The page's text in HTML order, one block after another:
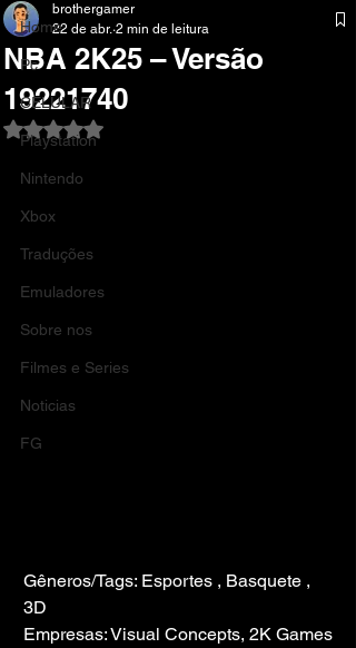
Home
Pc
CELULAR
Playstation
Nintendo
Xbox
Traduções
Emuladores
Sobre nos
Filmes e Series
Noticias
FG
NBA 2K25 – Versão
19221740
brothergamer
22 de abr. 2 min de leitura
Avaliado com NaN de 5 estrelas.
Gêneros/Tags: Esportes , Basquete ,
3D
Empresas: Visual Concepts, 2K Games